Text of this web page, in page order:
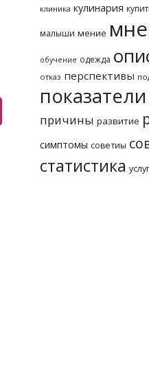
клиника кулинария
малыши мение
обучение одежда
отказ перспективы
показатели
причины развитие
симптомы советиы
статистика